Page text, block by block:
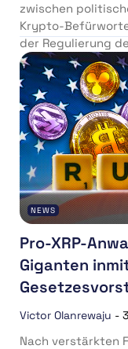
zwischen
Krypto-
der Regulierung
NEWS
Pro-XRP-
Giganten
Victor Olanrewaju -
Nach verstärkten